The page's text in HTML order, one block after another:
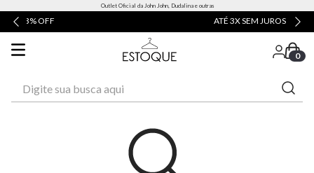
Outlet Oficial da John John, Dudalina e outras
ATÉ 3X SEM JUROS
0